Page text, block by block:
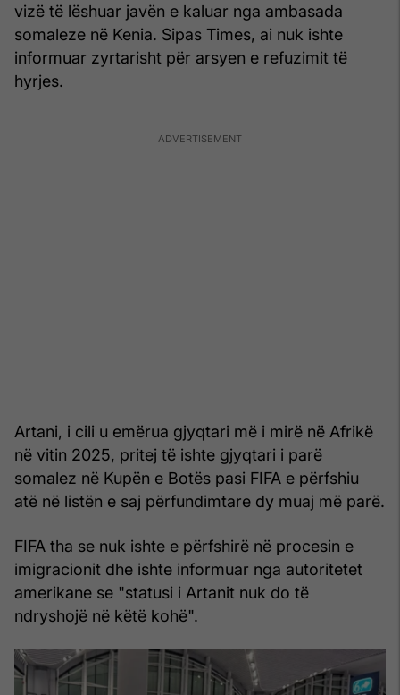
vizë të lëshuar javën e kaluar nga ambasada
somaleze në Kenia. Sipas Times, ai nuk ishte
informuar zyrtarisht për arsyen e refuzimit të
hyrjes.
Artani, i cili u emërua gjyqtari më i mirë në Afrikë
në vitin 2025, pritej të ishte gjyqtari i parë
somalez në Kupën e Botës pasi FIFA e përfshiu
atë në listën e saj përfundimtare dy muaj më parë.
FIFA tha se nuk ishte e përfshirë në procesin e
imigracionit dhe ishte informuar nga autoritetet
amerikane se "statusi i Artanit nuk do të
ndryshojë në këtë kohë".